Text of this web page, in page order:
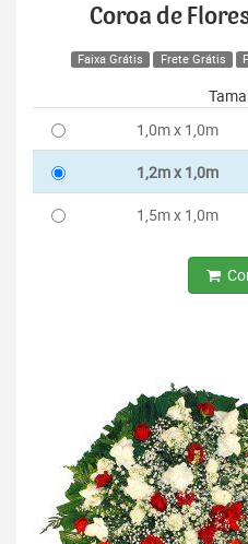
Coroa de
Faixa Grátis Frete Grátis
1,0m x 1,0m
1,2m x 1,0m
1,5m x 1,0m